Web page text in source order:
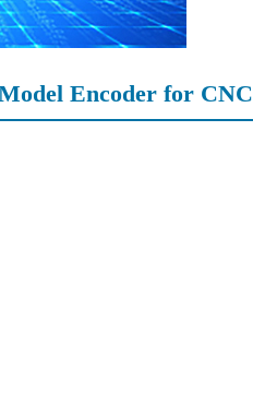
Encoder for CNC